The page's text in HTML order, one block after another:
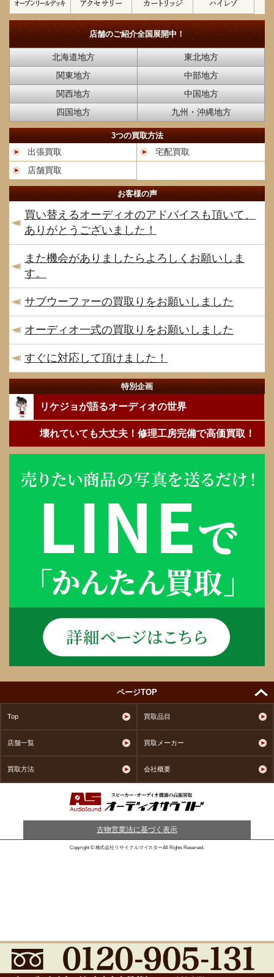
店舗のご紹介全国展開中！
北海道地方
東北地方
関東地方
中部地方
関西地方
中国地方
四国地方
九州・沖縄地方
3つの買取方法
出張買取
宅配買取
店舗買取
お客様の声
買い替えるオーディオのアドバイスも頂いて、
ありがとうございました！
また機会がありましたらよろしくお願いしま
す。
サブウーファーの買取りをお願いしました
オーディオ一式の買取りをお願いしました
すぐに対応して頂けました！
特別企画
リケジョが語るオーディオの世界
壊れていても大丈夫！修理工房完備で高価買取！
ページTOP
Top 買取品目
店舗一覧 買取メーカー
買取方法 会社概要
古物営業法に基づく表示
Copyright © 株式会社リサイクルマイスターAll Rights Reserved.